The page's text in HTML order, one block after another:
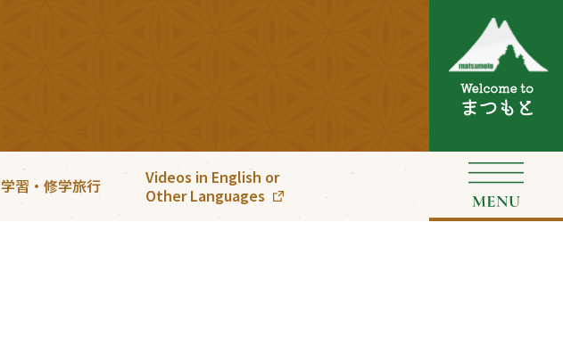
学習・修学旅行
Videos in English or
Other Languages